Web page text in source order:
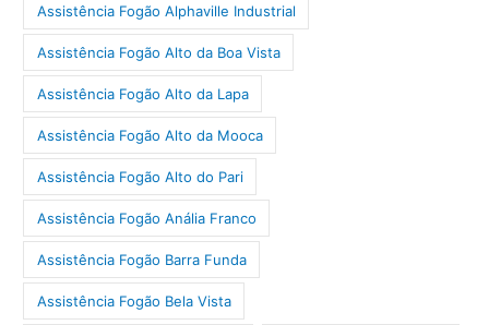
Assistência Fogão Alphaville Industrial
Assistência Fogão Alto da Boa Vista
Assistência Fogão Alto da Lapa
Assistência Fogão Alto da Mooca
Assistência Fogão Alto do Pari
Assistência Fogão Anália Franco
Assistência Fogão Barra Funda
Assistência Fogão Bela Vista